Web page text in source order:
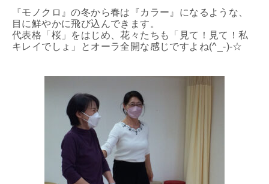
『モノクロ』の冬から春は『カラー』になるような、
目に鮮やかに飛び込んできます。
代表格「桜」をはじめ、花々たちも「見て！見て！私
キレイでしょ」とオーラ全開な感じですよね(^_-)-☆